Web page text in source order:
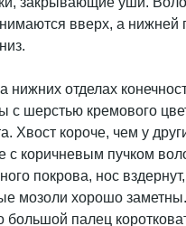
вверх, а нижней
нижних отделах
с шерстью кремового
Хвост короче, чем у
с коричневым пучком
покрова, нос
мозоли хорошо
большой палец